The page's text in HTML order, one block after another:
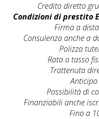
Credito diretto
Condizioni di prestito
Firma a
Consulenza anche a
Polizza
Rata a tasso
Trattenuta
Possibilità di
Finanziabili anche
Fino a